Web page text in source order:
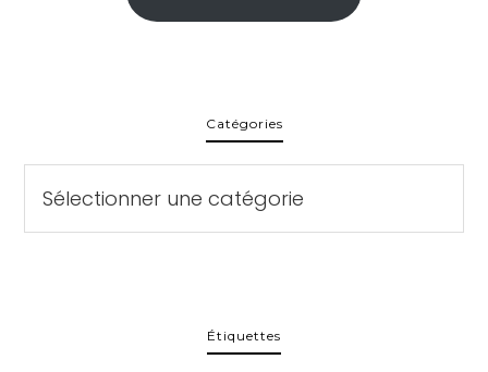
Catégories
Étiquettes